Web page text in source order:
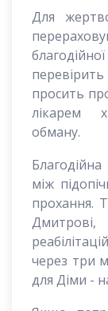
Для
просить
лікарем
обману.
між
прохання.
через три
для Діми -